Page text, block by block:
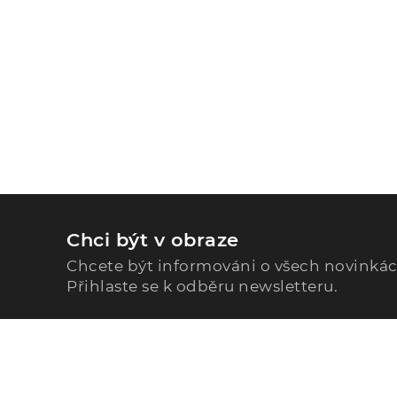
Chci být v obraze
Chcete být informováni o všech
Přihlaste se k odběru newsletteru.